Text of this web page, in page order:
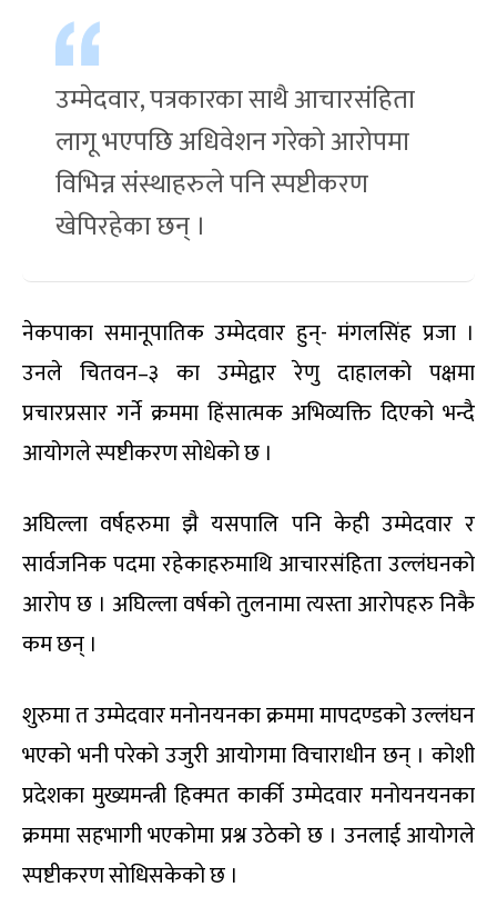
उम्मेदवार, पत्रकारका साथै आचारसंहिता
लागू भएपछि अधिवेशन गरेको आरोपमा
विभिन्न संस्थाहरुले पनि स्पष्टीकरण
खेपिरहेका छन् ।
नेकपाका समानूपातिक उम्मेदवार हुन्- मंगलसिंह प्रजा ।
उनले चितवन–३ का उम्मेद्वार रेणु दाहालको पक्षमा
प्रचारप्रसार गर्ने क्रममा हिंसात्मक अभिव्यक्ति दिएको भन्दै
आयोगले स्पष्टीकरण सोधेको छ ।
अघिल्ला वर्षहरुमा झै यसपालि पनि केही उम्मेदवार र
सार्वजनिक पदमा रहेकाहरुमाथि आचारसंहिता उल्लंघनको
आरोप छ । अघिल्ला वर्षको तुलनामा त्यस्ता आरोपहरु निकै
कम छन् ।
शुरुमा त उम्मेदवार मनोनयनका क्रममा मापदण्डको उल्लंघन
भएको भनी परेको उजुरी आयोगमा विचाराधीन छन् । कोशी
प्रदेशका मुख्यमन्त्री हिक्मत कार्की उम्मेदवार मनोयनयनका
क्रममा सहभागी भएकोमा प्रश्न उठेको छ । उनलाई आयोगले
स्पष्टीकरण सोधिसकेको छ ।